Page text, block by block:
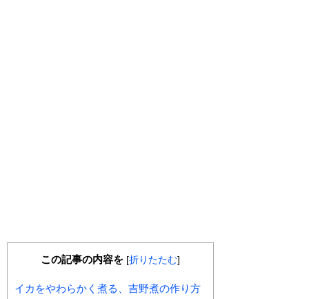
この記事の内容を [折りたたむ]
イカをやわらかく煮る、吉野煮の作り方